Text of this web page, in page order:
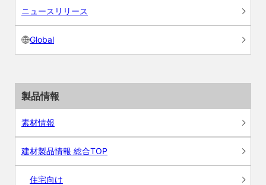
ニュースリリース
Global
製品情報
素材情報
建材製品情報 総合TOP
住宅向け